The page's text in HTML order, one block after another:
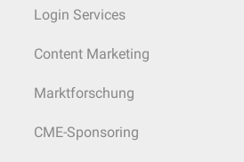
Login Services
Content Marketing
Marktforschung
CME-Sponsoring